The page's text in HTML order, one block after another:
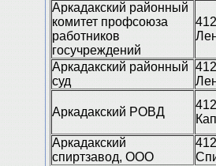
Аркадакский районный
комитет профсоюза
работников
госучреждений
Аркадакский районный
суд
Аркадакский РОВД
Аркадакский
спиртзавод, ООО